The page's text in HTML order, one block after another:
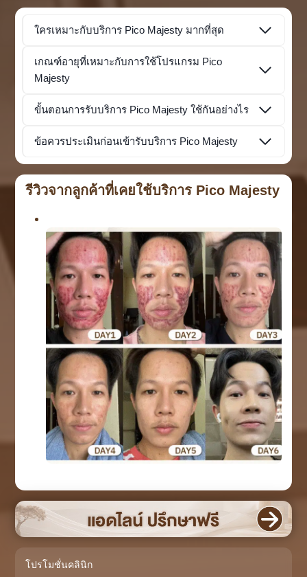
ใครเหมาะกับบริการ Pico Majesty มากที่สุด
เกณฑ์อายุที่เหมาะกับการใช้โปรแกรม Pico
Majesty
ขั้นตอนการรับบริการ Pico Majesty ใช้กันอย่างไร
ข้อควรประเมินก่อนเข้ารับบริการ Pico Majesty
รีวิวจากลูกค้าที่เคยใช้บริการ Pico Majesty
โปรโมชั่นคลินิก